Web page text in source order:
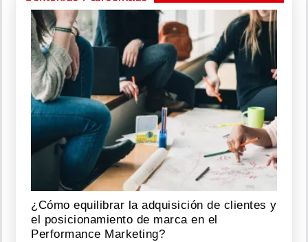
¿Cómo equilibrar la adquisición de clientes y
el posicionamiento de marca en el
Performance Marketing?